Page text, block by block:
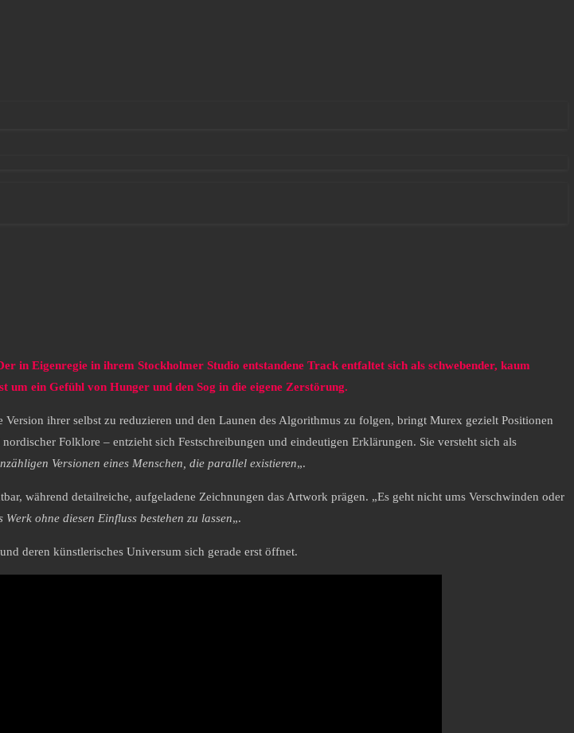
in Eigenregie in ihrem Stockholmer Studio entstandene Track entfaltet sich als schwebender, kaum
ein Gefühl von Hunger und den Sog in die eigene Zerstörung.
ihrer selbst zu reduzieren und den Launen des Algorithmus zu folgen, bringt Murex gezielt Positionen
Folklore – entzieht sich Festschreibungen und eindeutigen Erklärungen. Sie versteht sich als
Versionen eines Menschen, die parallel existieren„.
während detailreiche, aufgeladene Zeichnungen das Artwork prägen. „Es geht nicht ums Verschwinden oder
ohne diesen Einfluss bestehen zu lassen„.
deren künstlerisches Universum sich gerade erst öffnet.